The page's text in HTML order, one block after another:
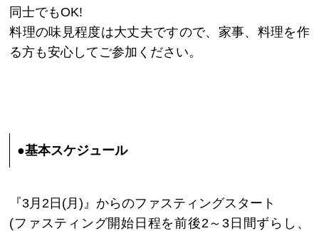
同士でもOK!
料理の味見程度は大丈夫ですので、家事、料理を作
る方も安心してご参加ください。
●基本スケジュール
『3月2日(月)』からのファスティングスタート
(ファスティング開始日程を前後2～3日間ずらし、